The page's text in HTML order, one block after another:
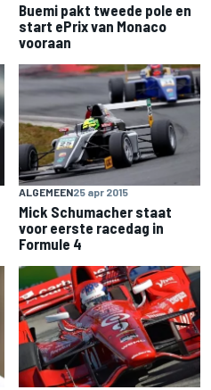
Buemi pakt tweede pole en
start ePrix van Monaco
vooraan
ALGEMEEN25 apr 2015
Mick Schumacher staat
voor eerste racedag in
Formule 4